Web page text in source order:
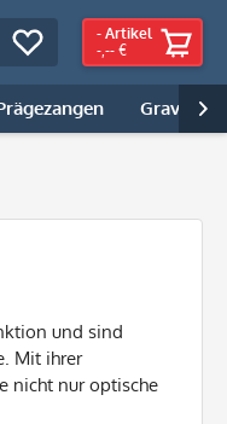
- Artikel
-,-- €
Gravur |

und sind
Mit ihrer
nicht nur optische